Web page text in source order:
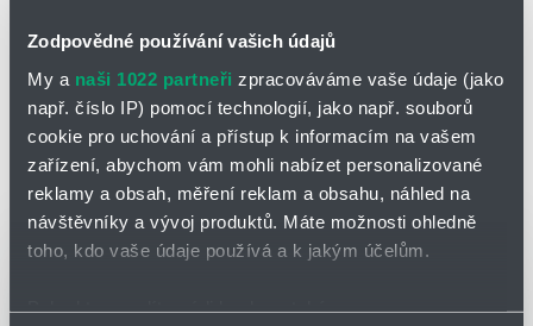
Zodpovědné používání vašich údajů
My a naši 1022 partneři zpracováváme vaše údaje (jako
např. číslo IP) pomocí technologií, jako např. souborů
cookie pro uchování a přístup k informacím na vašem
zařízení, abychom vám mohli nabízet personalizované
reklamy a obsah, měření reklam a obsahu, náhled na
návštěvníky a vývoj produktů. Máte možnosti ohledně
toho, kdo vaše údaje používá a k jakým účelům.
Bežně dostupné provedení s
rubínovou vložkou
Možnost speciálních provedení na zakázku
Různé typy uchycení: s osmihraem, nebo na závit
NOVINKY